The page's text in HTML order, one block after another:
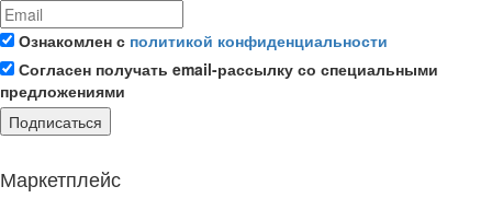
Ознакомлен с политикой конфиденциальности
Согласен получать email-рассылку со специальными
предложениями
Подписаться
Маркетплейс